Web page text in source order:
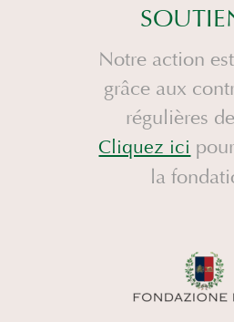
Notre action
grâce aux
régulières
Cliquez ici
la